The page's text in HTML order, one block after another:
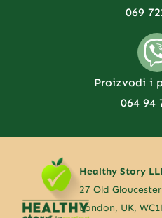
069
Proizvodi i
064 94
Healthy Story
27 Old
London, UK,